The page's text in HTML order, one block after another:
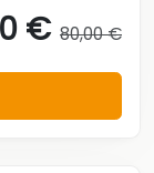
€ 80,00 €